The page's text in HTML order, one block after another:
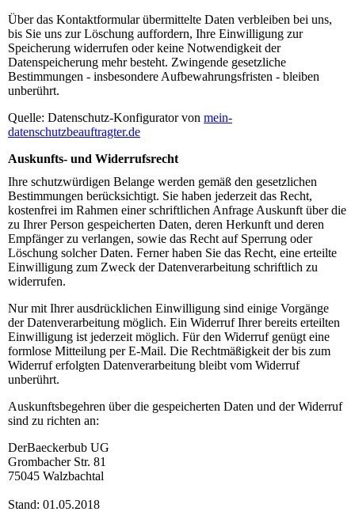
Über das Kontaktformular übermittelte Daten verbleiben bei uns,
bis Sie uns zur Löschung auffordern, Ihre Einwilligung zur
Speicherung widerrufen oder keine Notwendigkeit der
Datenspeicherung mehr besteht. Zwingende gesetzliche
Bestimmungen - insbesondere Aufbewahrungsfristen - bleiben
unberührt.
Quelle: Datenschutz-Konfigurator von mein-
datenschutzbeauftragter.de
Auskunfts- und Widerrufsrecht
Ihre schutzwürdigen Belange werden gemäß den gesetzlichen
Bestimmungen berücksichtigt. Sie haben jederzeit das Recht,
kostenfrei im Rahmen einer schriftlichen Anfrage Auskunft über die
zu Ihrer Person gespeicherten Daten, deren Herkunft und deren
Empfänger zu verlangen, sowie das Recht auf Sperrung oder
Löschung solcher Daten. Ferner haben Sie das Recht, eine erteilte
Einwilligung zum Zweck der Datenverarbeitung schriftlich zu
widerrufen.
Nur mit Ihrer ausdrücklichen Einwilligung sind einige Vorgänge
der Datenverarbeitung möglich. Ein Widerruf Ihrer bereits erteilten
Einwilligung ist jederzeit möglich. Für den Widerruf genügt eine
formlose Mitteilung per E-Mail. Die Rechtmäßigkeit der bis zum
Widerruf erfolgten Datenverarbeitung bleibt vom Widerruf
unberührt.
Auskunftsbegehren über die gespeicherten Daten und der Widerruf
sind zu richten an:
DerBaeckerbub UG
Grombacher Str. 81
75045 Walzbachtal
Stand: 01.05.2018